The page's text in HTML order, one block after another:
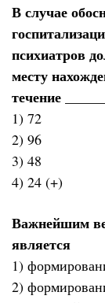
В случае
психиатров
месту
течение
1) 72
2) 96
3) 48
4) 24 (+)
Важнейшим
является
1)
2)